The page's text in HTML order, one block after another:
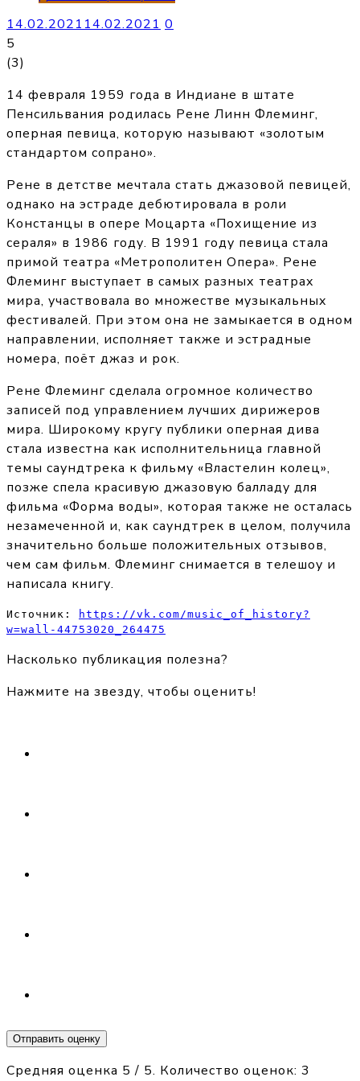
14.02.2021 14.02.2021 0
5
(3)
14 февраля 1959 года в Индиане в штате
Пенсильвания родилась Рене Линн Флеминг,
оперная певица, которую называют «золотым
стандартом сопрано».
Рене в детстве мечтала стать джазовой певицей,
однако на эстраде дебютировала в роли
Констанцы в опере Моцарта «Похищение из
сераля» в 1986 году. В 1991 году певица стала
примой театра «Метрополитен Опера». Рене
Флеминг выступает в самых разных театрах
мира, участвовала во множестве музыкальных
фестивалей. При этом она не замыкается в одном
направлении, исполняет также и эстрадные
номера, поёт джаз и рок.
Рене Флеминг сделала огромное количество
записей под управлением лучших дирижеров
мира. Широкому кругу публики оперная дива
стала известна как исполнительница главной
темы саундтрека к фильму «Властелин колец»,
позже спела красивую джазовую балладу для
фильма «Форма воды», которая также не осталась
незамеченной и, как саундтрек в целом, получила
значительно больше положительных отзывов,
чем сам фильм. Флеминг снимается в телешоу и
написала книгу.
Источник:
https://vk.com/music_of_history?
w=wall-44753020_264475
Насколько публикация полезна?
Нажмите на звезду, чтобы оценить!
Отправить оценку
Средняя оценка 5 / 5. Количество оценок: 3